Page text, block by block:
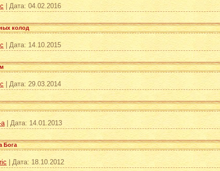
Дата: 04.02.2016
колод
Дата: 14.10.2015
| Дата: 29.03.2014
Дата: 14.01.2013
Бога
Дата: 18.10.2012